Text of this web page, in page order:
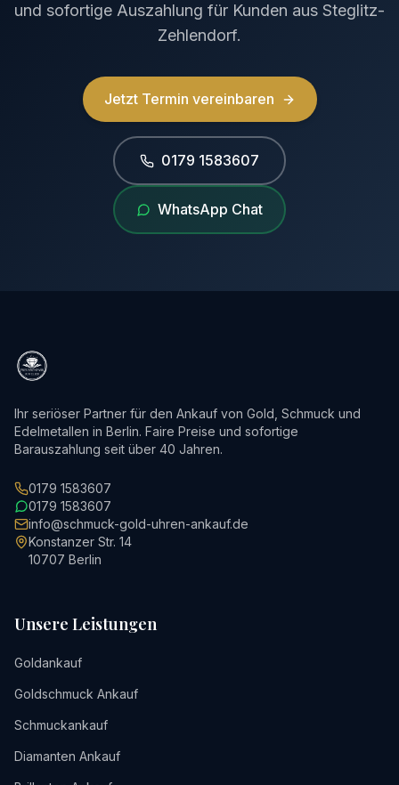
und sofortige Auszahlung für Kunden aus Steglitz-
Zehlendorf.
Jetzt Termin vereinbaren
0179 1583607
WhatsApp Chat
Ihr seriöser Partner für den Ankauf von Gold, Schmuck und
Edelmetallen in Berlin. Faire Preise und sofortige
Barauszahlung seit über 40 Jahren.
0179 1583607
0179 1583607
info@schmuck-gold-uhren-ankauf.de
Konstanzer Str. 14
10707 Berlin
Unsere Leistungen
Goldankauf
Goldschmuck Ankauf
Schmuckankauf
Diamanten Ankauf